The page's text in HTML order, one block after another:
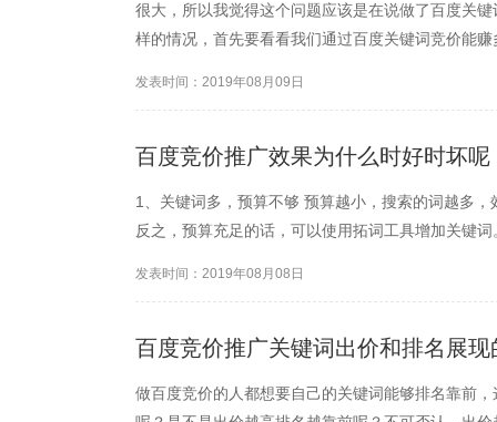
很大，所以我觉得这个问题应该是在说做了百度关
样的情况，首先要看看我们通过百度关键词竞价能
发表时间：2019年08月09日
百度竞价推广效果为什么时好时坏呢
1、关键词多，预算不够 预算越小，搜索的词越多
反之，预算充足的话，可以使用拓词工具增加关键词
发表时间：2019年08月08日
百度竞价推广关键词出价和排名展现
做百度竞价的人都想要自己的关键词能够排名靠前